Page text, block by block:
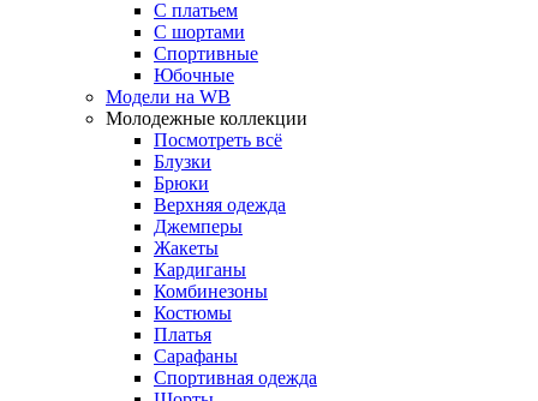
С платьем
С шортами
Спортивные
Юбочные
Модели на WB
Молодежные коллекции
Посмотреть всё
Блузки
Брюки
Верхняя одежда
Джемперы
Жакеты
Кардиганы
Комбинезоны
Костюмы
Платья
Сарафаны
Спортивная одежда